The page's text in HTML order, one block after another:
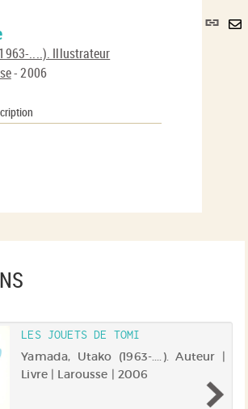
Lien
....). Illustrateur
- 2006
LES JOUETS DE TOMI
Yamada, Utako (1963-....). Auteur |
Livre | Larousse | 2006